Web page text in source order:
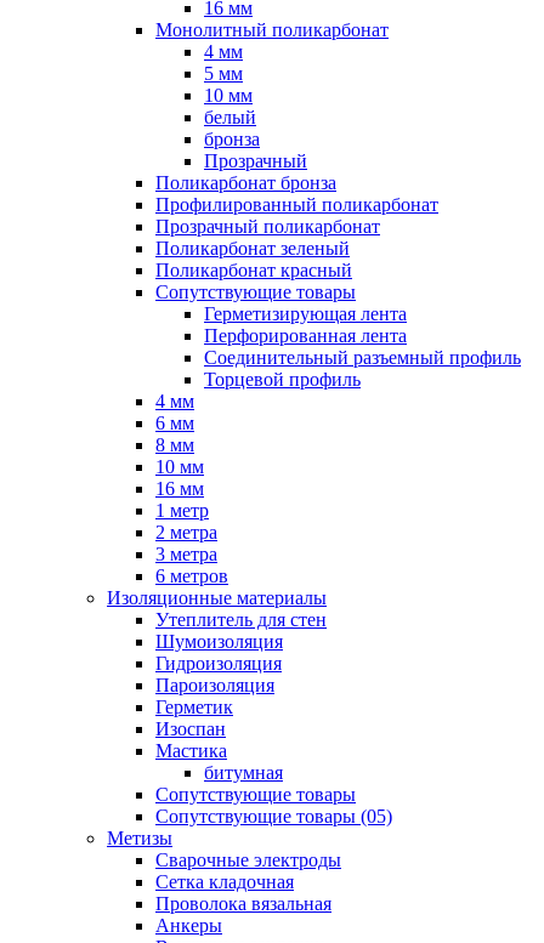
16 мм
Монолитный поликарбонат
4 мм
5 мм
10 мм
белый
бронза
Прозрачный
Поликарбонат бронза
Профилированный поликарбонат
Прозрачный поликарбонат
Поликарбонат зеленый
Поликарбонат красный
Сопутствующие товары
Герметизирующая лента
Перфорированная лента
Соединительный разъемный профиль
Торцевой профиль
4 мм
6 мм
8 мм
10 мм
16 мм
1 метр
2 метра
3 метра
6 метров
Изоляционные материалы
Утеплитель для стен
Шумоизоляция
Гидроизоляция
Пароизоляция
Герметик
Изоспан
Мастика
битумная
Сопутствующие товары
Сопутствующие товары (05)
Метизы
Сварочные электроды
Сетка кладочная
Проволока вязальная
Анкеры